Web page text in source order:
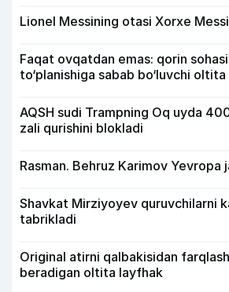
Lionel Messining otasi Xorxe
Faqat ovqatdan emas: qorin
to‘planishiga sabab bo‘luvchi
AQSH sudi Trampning Oq uyda
zali qurishini blokladi
Rasman. Behruz Karimov Yevropa
Shavkat Mirziyoyev quruvchilarni
tabrikladi
Original atirni qalbakisidan
beradigan oltita layfhak